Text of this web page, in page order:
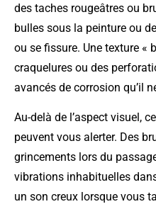
des taches rougeâtres ou
bulles sous la peinture ou
ou se fissure. Une texture «
craquelures ou des
avancés de corrosion qu’il
Au-delà de l’aspect visuel,
peuvent vous alerter. Des
grincements lors du
vibrations inhabituelles
un son creux lorsque vous